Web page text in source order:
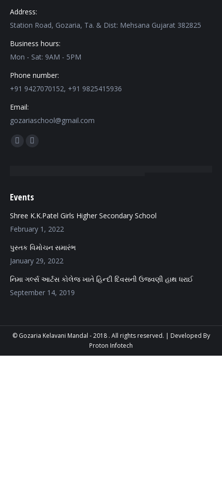
Address:
Station Road, Gozaria, Ta. & Dist: Mehsana Gujarat 382825
Business hours:
Mon - Sat: 9AM - 5PM
Phone number:
+91 9427070152, +91 9825415936
Email:
gozariaschool@gmail.com
Find us on:
Facebook
new
Mail
new
Events
Shree K.K.Patel Girls Higher Secondary School
February 1, 2022
પુસ્તક વિમોચન સમારંભ
January 29, 2022
નિમા ગર્લ્સ આર્ટસ કોલેજ ખાતે હિન્દી દિવસની ઉજવણી હાથ ધરાઈ
September 14, 2019
© Gozaria Kelavani Mandal - 2018 . All rights reserved. | Developed By
Proton Infotech